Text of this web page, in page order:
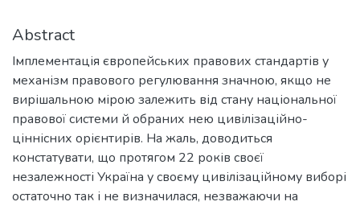
Abstract
Імплементація європейських правових стандартів у
механізм правового регулювання значною, якщо не
вирішальною мірою залежить від стану національної
правової системи й обраних нею цивілізаційно-
ціннісних орієнтирів. На жаль, доводиться
констатувати, що протягом 22 років своєї
незалежності Україна у своєму цивілізаційному виборі
остаточно так і не визначилася, незважаючи на